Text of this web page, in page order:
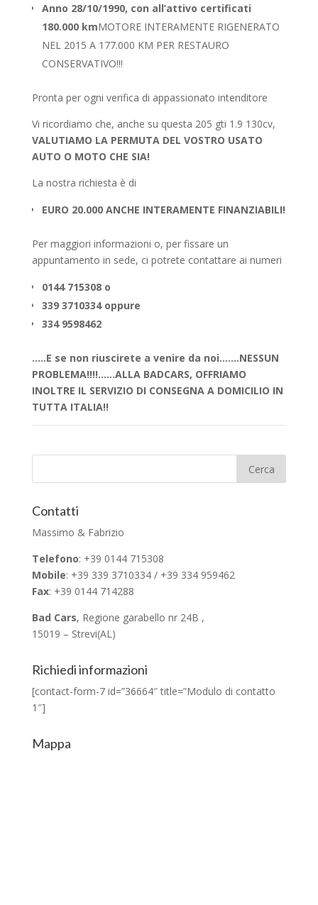
Anno 28/10/1990, con all’attivo certificati
180.000 kmMOTORE INTERAMENTE RIGENERATO
NEL 2015 A 177.000 KM PER RESTAURO
CONSERVATIVO!!!
Pronta per ogni verifica di appassionato intenditore
Vi ricordiamo che, anche su questa 205 gti 1.9 130cv,
VALUTIAMO LA PERMUTA DEL VOSTRO USATO
AUTO O MOTO CHE SIA!
La nostra richiesta è di
EURO 20.000 ANCHE INTERAMENTE FINANZIABILI!
Per maggiori informazioni o, per fissare un
appuntamento in sede, ci potrete contattare ai numeri
0144 715308 o
339 3710334 oppure
334 9598462
…..E se non riuscirete a venire da noi…….NESSUN
PROBLEMA!!!!……ALLA BADCARS, OFFRIAMO
INOLTRE IL SERVIZIO DI CONSEGNA A DOMICILIO IN
TUTTA ITALIA!!
Contatti
Massimo & Fabrizio
Telefono: +39 0144 715308
Mobile: +39 339 3710334 / +39 334 959462
Fax: +39 0144 714288
Bad Cars, Regione garabello nr 24B ,
15019 – Strevi(AL)
Richiedi informazioni
[contact-form-7 id=”36664″ title=”Modulo di contatto
1″]
Mappa